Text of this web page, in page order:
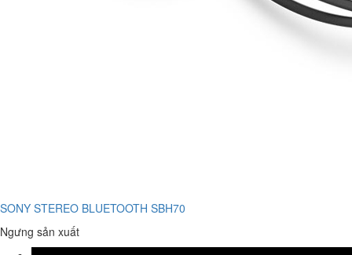
SONY STEREO BLUETOOTH SBH70
Ngưng sản xuất